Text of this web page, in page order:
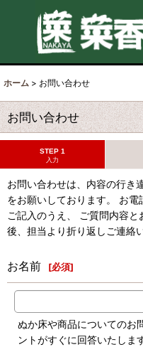
ホーム > お問い合わせ
お問い合わせ
STEP 1
入力
お問い合わせは、内容の行き
をお願いしております。 お
ご記入のうえ、 ご質問内容
後、担当より折り返しご連絡
お名前 [必須]
ぬか床や商品についてのお
ントがすぐに回答いたします